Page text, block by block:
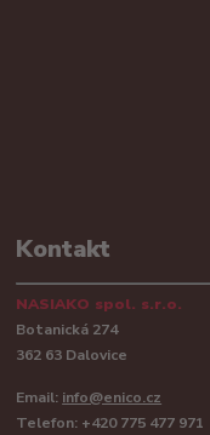
Kontakt
NASIAKO spol. s.r.o.
Botanická 274
362 63 Dalovice
Email: info@enico.cz
Telefon: +420 775 477 971